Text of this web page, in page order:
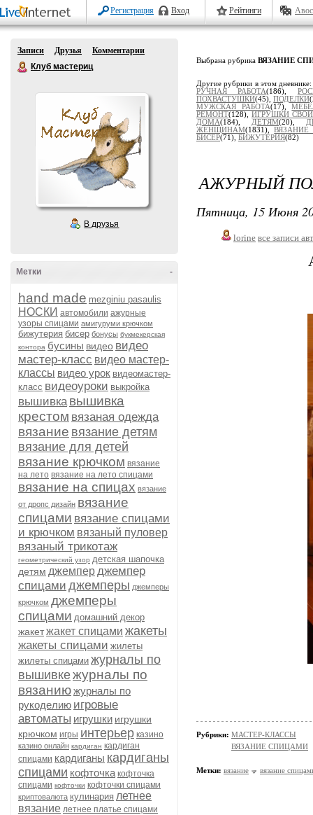
Регистрация Вход Рейтинги
Записи Друзья
Комментарии
Клуб мастериц
В друзья
-
Метки
hand made mezginiu pasaulis
НОСКИ автомобили ажурные
узоры спицами амигуруми крючком
бижутерия бисер бонусы букмекерская
контора бусины видео видео
мастер-класс видео мастер-
классы видео урок видеомастер-
класс видеоуроки выкройка
вышивка вышивка
крестом вязаная одежда
вязание вязание детям
вязание для детей
вязание крючком вязание
на лето вязание на лето спицами
вязание на спицах вязание
от дропс дизайн вязание
спицами вязание спицами
и крючком вязаный пуловер
вязаный трикотаж
геометрический узор детская шапочка
детям джемперджемпер
спицами джемперы джемперы
крючком джемперы
спицами домашний декор
жакетжакет спицами жакеты
жакеты спицами жилеты
жилеты спицами журналы по
вышивкежурналы по
вязаниюжурналы по
рукоделию игровые
автоматы игрушки игрушки
крючком игры интерьер казино
казино онлайн кардиган кардиган
спицами кардиганы кардиганы
спицами кофточка кофточка
спицами кофточки кофточки спицами
криптовалюта кулинария летнее
вязание летнее платье спицами
Выбрана рубрика ВЯЗАНИЕ
Другие рубрики в этом
РУЧНАЯ РАБОТА(186),
ПОХВАСТУШКИ(45),ПОДЕЛКИ
МУЖСКАЯ РАБОТА(17),
РЕМОНТ(128), ИГРУШКИ
ДОМА(184), ДЕТЯМ(20),
ЖЕНЩИНАМ(1831),ВЯЗАНИЕ
БИСЕР(71), БИЖУТЕРИЯ(82)
АЖУРНЫЙ
Пятница, 15 Июня
lorine все записи
Рубрики: МАСТЕР-КЛАССЫ
ВЯЗАНИЕ СПИЦАМИ
Метки: вязание вязание